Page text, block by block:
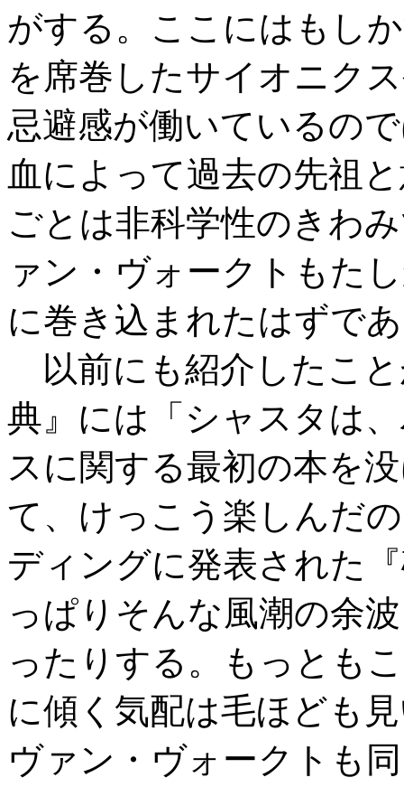
がする。ここにはもし
を席巻したサイオニク
忌避感が働いているの
血によって過去の先祖
ごとは非科学性のきわ
ァン・ヴォークトもた
に巻き込まれたはずで
以前にも紹介したこと
典』には「シャスタは
スに関する最初の本を
て、けっこう楽しんだ
ディングに発表された
っぱりそんな風潮の余
ったりする。もっとも
に傾く気配は毛ほども
ヴァン・ヴォークトも